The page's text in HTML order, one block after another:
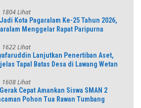
1804 Lihat
Kota Pagaralam Ke-25 Tahun 2026,
Menggelar Rapat Paripurna
1622 Lihat
Lanjutkan Penertiban Aset,
Tapal Batas Desa di Lawang Wetan
1608 Lihat
Cepat Amankan Siswa SMAN 2
Pohon Tua Rawan Tumbang